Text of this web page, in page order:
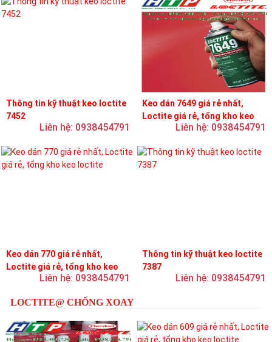
Thông tin kỹ thuật keo loctite
7452
Liên hệ: 0938454791
Keo dán 7649 giá rẻ nhất,
Loctite giá rẻ, tổng kho keo
Liên hệ: 0938454791
Keo dán 770 giá rẻ nhất,
Loctite giá rẻ, tổng kho keo
Liên hệ: 0938454791
Thông tin kỹ thuật keo loctite
7387
Liên hệ: 0938454791
LOCTITE@ CHỐNG XOAY